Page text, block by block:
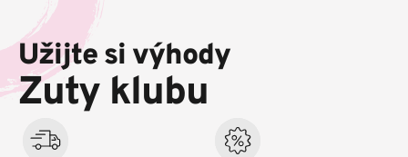
a
í
Užijte si výhody
Zuty klubu